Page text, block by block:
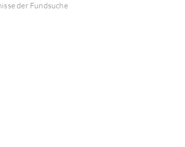
nach Orten gesucht.
der Fundsuche